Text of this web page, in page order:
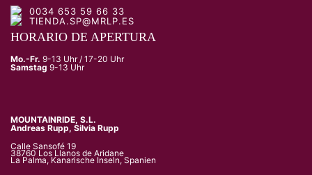
0034 653 59 66 33
TIENDA.SP@MRLP.ES
HORARIO DE APERTURA
Mo.-Fr. 9-13 Uhr / 17-20 Uhr
Samstag 9-13 Uhr
MOUNTAINRIDE, S.L.
Andreas Rupp, Silvia Rupp
Calle Sansofé 19
38760 Los Llanos de Aridane
La Palma, Kanarische Inseln, Spanien